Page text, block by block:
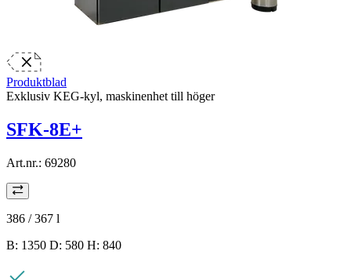
Produktblad
Exklusiv KEG-kyl, maskinenhet till höger
SFK-8E+
Art.nr.: 69280
386 / 367 l
B: 1350 D: 580 H: 840